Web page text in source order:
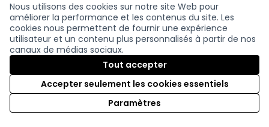
Nous utilisons des cookies sur notre site Web pour
améliorer la performance et les contenus du site. Les
cookies nous permettent de fournir une expérience
utilisateur et un contenu plus personnalisés à partir de nos
canaux de médias sociaux.
Tout accepter
Accepter seulement les cookies essentiels
Paramètres
Chaumes en retz- pornic
nomiche 0